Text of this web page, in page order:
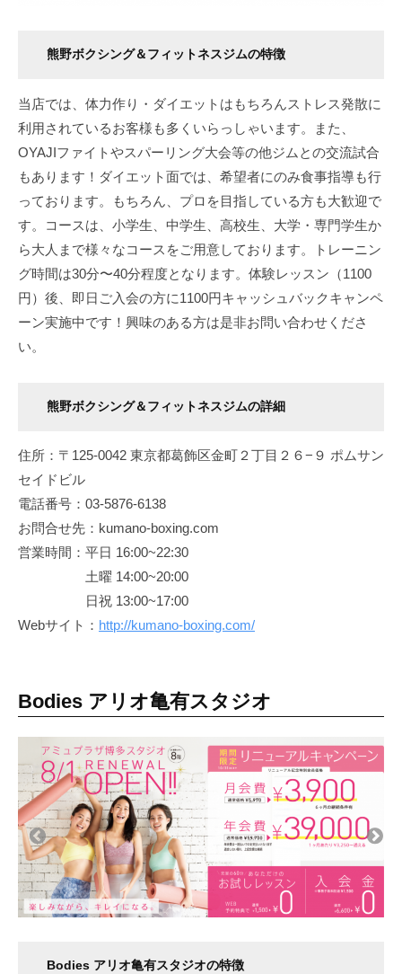
熊野ボクシング＆フィットネスジムの特徴
当店では、体力作り・ダイエットはもちろんストレス発散に
利用されているお客様も多くいらっしゃいます。また、
OYAJIファイトやスパーリング大会等の他ジムとの交流試合
もあります！ダイエット面では、希望者にのみ食事指導も行
っております。もちろん、プロを目指している方も大歓迎で
す。コースは、小学生、中学生、高校生、大学・専門学生か
ら大人まで様々なコースをご用意しております。トレーニン
グ時間は30分〜40分程度となります。体験レッスン（1100
円）後、即日ご入会の方に1100円キャッシュバックキャンペ
ーン実施中です！興味のある方は是非お問い合わせくださ
い。
熊野ボクシング＆フィットネスジムの詳細
住所：〒125-0042 東京都葛飾区金町２丁目２６−９ ポムサン
セイドビル
電話番号：03-5876-6138
お問合せ先：kumano-boxing.com
営業時間：平日 16:00~22:30
土曜 14:00~20:00
日祝 13:00~17:00
Webサイト： http://kumano-boxing.com/
Bodies アリオ亀有スタジオ
Bodies アリオ亀有スタジオの特徴